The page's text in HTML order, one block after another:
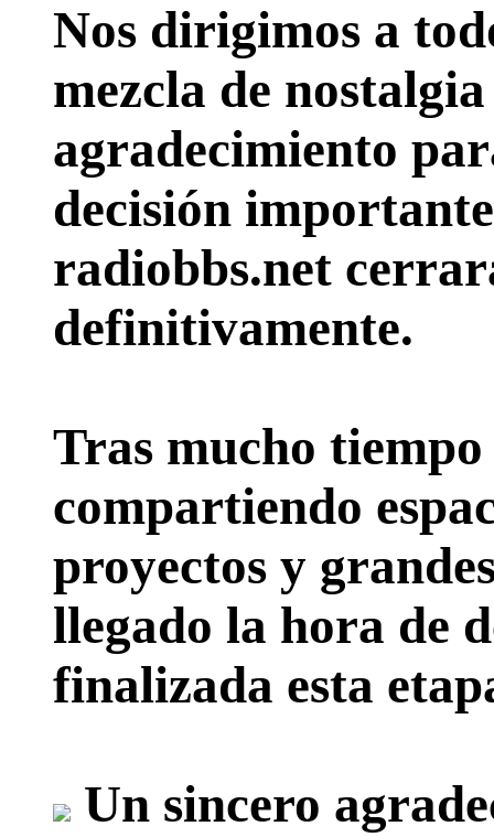
Nos dirigimos a
mezcla de
agradecimiento
decisión
radiobbs.net
definitivamente.
Tras mucho
compartiendo
proyectos y
llegado la hora de
finalizada esta
Un sincero